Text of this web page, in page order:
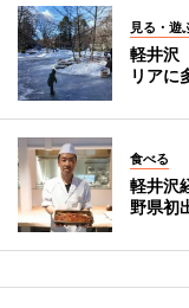
見る・遊
軽井沢
リアに
食べる
軽井沢
野県初